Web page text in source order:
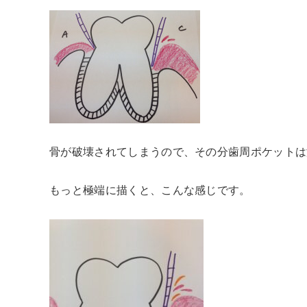
骨が破壊されてしまうので、その分歯周ポケット
もっと極端に描くと、こんな感じです。